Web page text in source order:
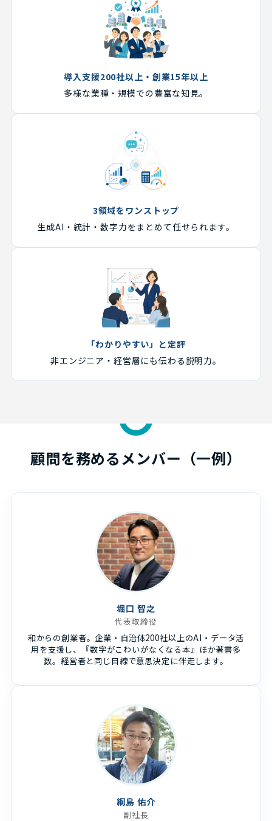
導入支援200社以上・創業15年以上
多様な業種・規模での豊富な知見。
3領域をワンストップ
生成AI・統計・数字力をまとめて任せられます。
「わかりやすい」と定評
非エンジニア・経営層にも伝わる説明力。
顧問を務めるメンバー（一例）
堀口 智之
代表取締役
和からの創業者。企業・自治体200社以上のAI・データ活
用を支援し、『数字がこわいがなくなる本』ほか著書多
数。経営者と同じ目線で意思決定に伴走します。
綱島 佑介
副社長